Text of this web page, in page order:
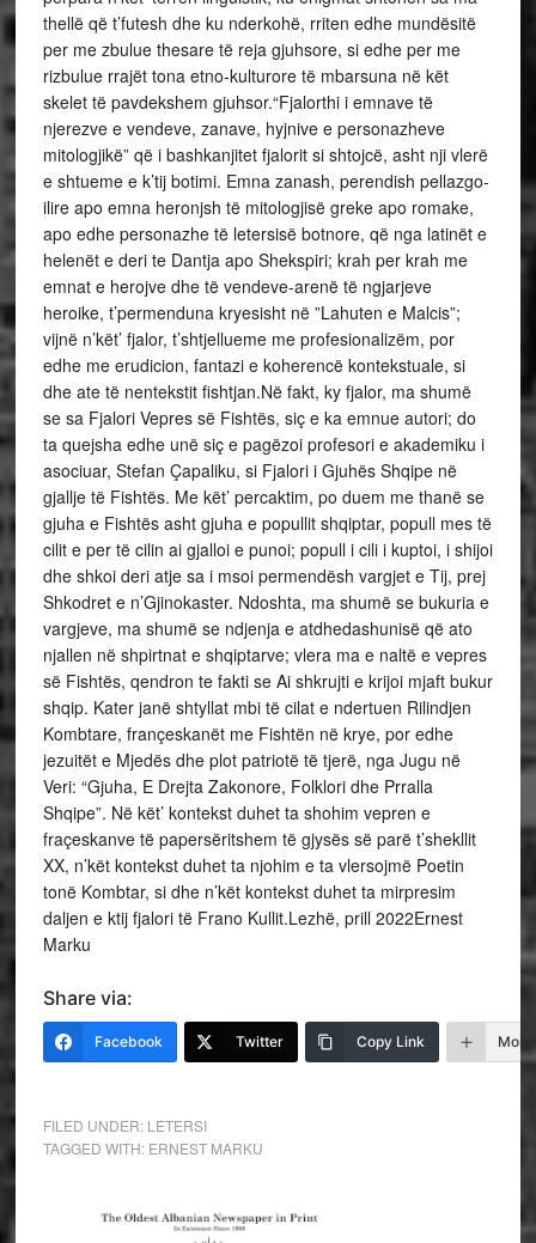
thellë që t’futesh dhe ku nderkohë, rriten edhe mundësitë
per me zbulue thesare të reja gjuhsore, si edhe per me
rizbulue rrajët tona etno-kulturore të mbarsuna në kët
skelet të pavdekshem gjuhsor.“Fjalorthi i emnave të
njerezve e vendeve, zanave, hyjnive e personazheve
mitologjikë” që i bashkanjitet fjalorit si shtojcë, asht nji vlerë
e shtueme e k’tij botimi. Emna zanash, perendish pellazgo-
ilire apo emna heronjsh të mitologjisë greke apo romake,
apo edhe personazhe të letersisë botnore, që nga latinët e
helenët e deri te Dantja apo Shekspiri; krah per krah me
emnat e herojve dhe të vendeve-arenë të ngjarjeve
heroike, t’permenduna kryesisht në ”Lahuten e Malcis”;
vijnë n’kët’ fjalor, t’shtjellueme me profesionalizëm, por
edhe me erudicion, fantazi e koherencë kontekstuale, si
dhe ate të nentekstit fishtjan.Në fakt, ky fjalor, ma shumë
se sa Fjalori Vepres së Fishtës, siç e ka emnue autori; do
ta quejsha edhe unë siç e pagëzoi profesori e akademiku i
asociuar, Stefan Çapaliku, si Fjalori i Gjuhës Shqipe në
gjallje të Fishtës. Me kët’ percaktim, po duem me thanë se
gjuha e Fishtës asht gjuha e popullit shqiptar, popull mes të
cilit e per të cilin ai gjalloi e punoi; popull i cili i kuptoi, i shijoi
dhe shkoi deri atje sa i msoi permendësh vargjet e Tij, prej
Shkodret e n’Gjinokaster. Ndoshta, ma shumë se bukuria e
vargjeve, ma shumë se ndjenja e atdhedashunisë që ato
njallen në shpirtnat e shqiptarve; vlera ma e naltë e vepres
së Fishtës, qendron te fakti se Ai shkrujti e krijoi mjaft bukur
shqip. Kater janë shtyllat mbi të cilat e ndertuen Rilindjen
Kombtare, françeskanët me Fishtën në krye, por edhe
jezuitët e Mjedës dhe plot patriotë të tjerë, nga Jugu në
Veri: “Gjuha, E Drejta Zakonore, Folklori dhe Prralla
Shqipe”. Në kët’ kontekst duhet ta shohim vepren e
fraçeskanve të papersëritshem të gjysës së parë t’shekllit
XX, n’kët kontekst duhet ta njohim e ta vlersojmë Poetin
tonë Kombtar, si dhe n’kët kontekst duhet ta mirpresim
daljen e ktij fjalori të Frano Kullit.Lezhë, prill 2022Ernest
Marku
Share via:
Facebook Twitter Copy Link More
FILED UNDER: LETERSI
TAGGED WITH: ERNEST MARKU